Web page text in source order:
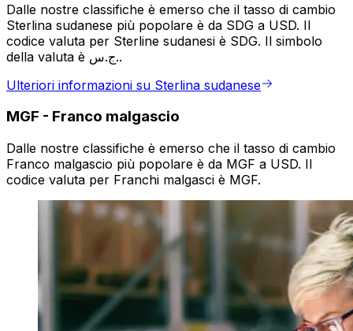
Dalle nostre classifiche è emerso che il tasso di cambio
Sterlina sudanese più popolare è da SDG a USD. Il
codice valuta per Sterline sudanesi è SDG. Il simbolo
della valuta è ج.س..
Ulteriori informazioni su Sterlina sudanese
MGF - Franco malgascio
Dalle nostre classifiche è emerso che il tasso di cambio
Franco malgascio più popolare è da MGF a USD. Il
codice valuta per Franchi malgasci è MGF.